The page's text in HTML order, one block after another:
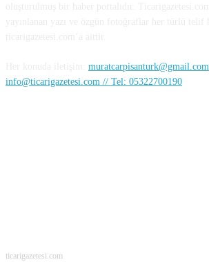
muratcarpisanturk@gmail.com
info@ticarigazetesi.com // Tel: 05322700190
ticarigazetesi.com